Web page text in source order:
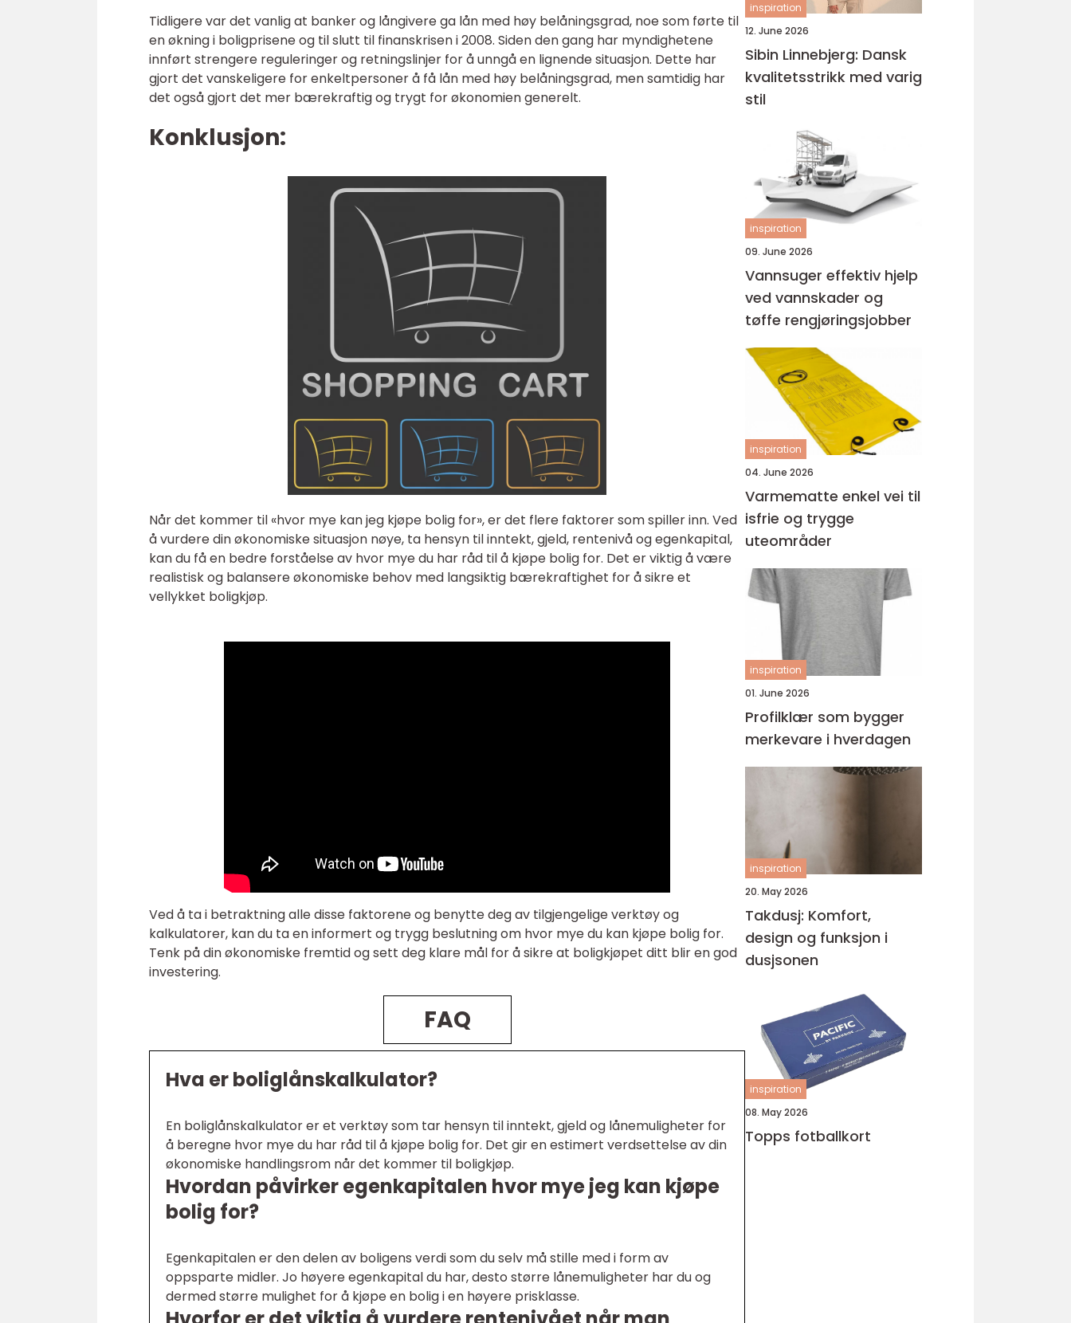
Tidligere var det vanlig at banker og långivere ga lån med høy belåningsgrad, noe som førte til
en økning i boligprisene og til slutt til finanskrisen i 2008. Siden den gang har myndighetene
innført strengere reguleringer og retningslinjer for å unngå en lignende situasjon. Dette har
gjort det vanskeligere for enkeltpersoner å få lån med høy belåningsgrad, men samtidig har
det også gjort det mer bærekraftig og trygt for økonomien generelt.
Konklusjon:
Når det kommer til «hvor mye kan jeg kjøpe bolig for», er det flere faktorer som spiller inn. Ved
å vurdere din økonomiske situasjon nøye, ta hensyn til inntekt, gjeld, rentenivå og egenkapital,
kan du få en bedre forståelse av hvor mye du har råd til å kjøpe bolig for. Det er viktig å være
realistisk og balansere økonomiske behov med langsiktig bærekraftighet for å sikre et
vellykket boligkjøp.
Ved å ta i betraktning alle disse faktorene og benytte deg av tilgjengelige verktøy og
kalkulatorer, kan du ta en informert og trygg beslutning om hvor mye du kan kjøpe bolig for.
Tenk på din økonomiske fremtid og sett deg klare mål for å sikre at boligkjøpet ditt blir en god
investering.
FAQ
Hva er boliglånskalkulator?
En boliglånskalkulator er et verktøy som tar hensyn til inntekt, gjeld og lånemuligheter for
å beregne hvor mye du har råd til å kjøpe bolig for. Det gir en estimert verdsettelse av din
økonomiske handlingsrom når det kommer til boligkjøp.
Hvordan påvirker egenkapitalen hvor mye jeg kan kjøpe
bolig for?
Egenkapitalen er den delen av boligens verdi som du selv må stille med i form av
oppsparte midler. Jo høyere egenkapital du har, desto større lånemuligheter har du og
dermed større mulighet for å kjøpe en bolig i en høyere prisklasse.
inspiration
12. June 2026
Sibin Linnebjerg: Dansk
kvalitetsstrikk med varig
stil
inspiration
09. June 2026
Vannsuger effektiv hjelp
ved vannskader og
tøffe rengjøringsjobber
inspiration
04. June 2026
Varmematte enkel vei til
isfrie og trygge
uteområder
inspiration
01. June 2026
Profilklær som bygger
merkevare i hverdagen
inspiration
20. May 2026
Takdusj: Komfort,
design og funksjon i
dusjsonen
inspiration
08. May 2026
Topps fotballkort